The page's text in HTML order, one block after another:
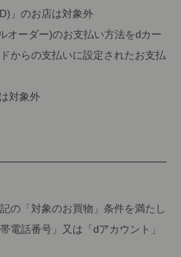
」のお店は対象外
オーダー)のお支払い方法をdカー
からの支払いに設定されたお支払
対象外
の「対象のお買物」条件を満たし
電話番号」又は「dアカウント」